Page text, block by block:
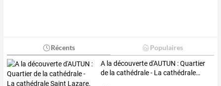
Récents Populaires
A la découverted'AUTUN :Quartier
de la cathédrale- La cathédrale…